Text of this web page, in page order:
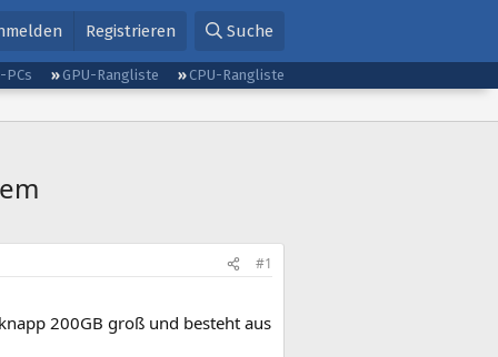
Registrieren Suche
PCs GPU-Rangliste
CPU-Rangliste
#1
200GB groß und besteht aus